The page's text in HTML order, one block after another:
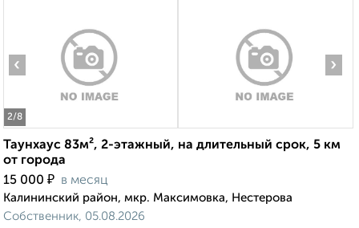
2/8
‹ ›
Таунхаус 83м², 2-этажный, на длительный срок, 5 км
от города
15 000 ₽ в месяц
Калининский район, мкр. Максимовка, Нестерова
Собственник, 05.08.2026